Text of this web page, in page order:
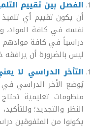
الفصل بين تقييم
أن يكون تقييم أي
نفسه في كافة المواد،
دراسياً في كافة موادهم
ليس بالضرورة أن
التأخر الدراسي لا
يُوضع الأخر الدراسي
منظومات تعليمية
النظر والتجديد؛
يكونوا من المتفوقين